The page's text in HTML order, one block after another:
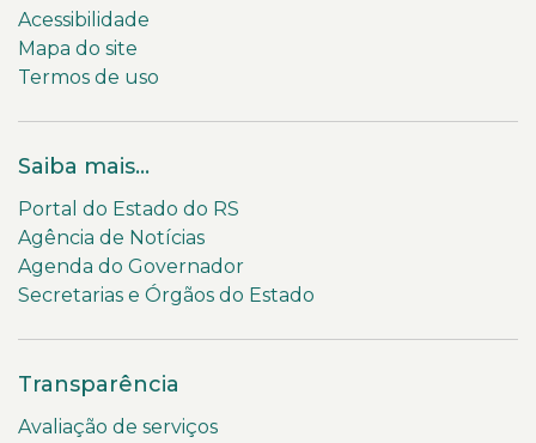
Acessibilidade
Mapa do site
Termos de uso
Saiba mais...
Portal do Estado do RS
Agência de Notícias
Agenda do Governador
Secretarias e Órgãos do Estado
Transparência
Avaliação de serviços